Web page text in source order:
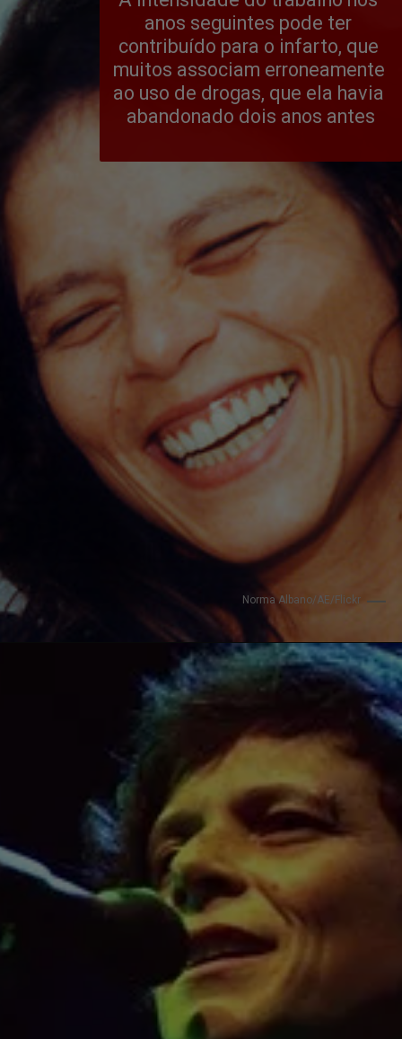
anos seguintes pode ter
contribuído para o infarto, que
muitos associam erroneamente
ao uso de drogas, que ela havia
abandonado dois anos antes
Norma Albano/AE/Flickr